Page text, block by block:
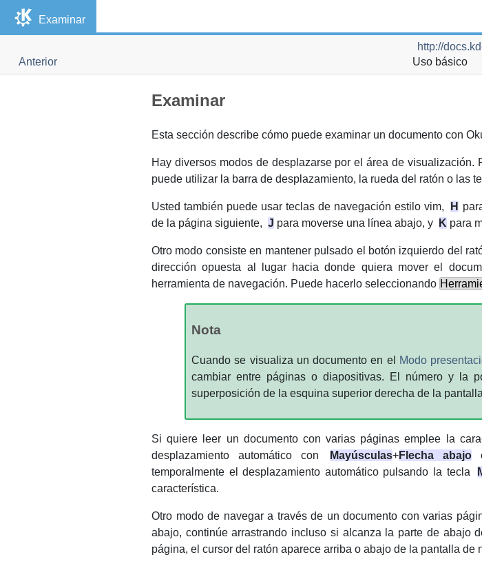
Examinar
http://
Anterior
Uso básico
Examinar
Esta sección describe cómo puede examinar un documento con
Hay diversos modos de desplazarse por el área de visualización.
puede utilizar la barra de desplazamiento, la rueda del ratón o las
Usted también puede usar teclas de navegación estilovim, H
de la página siguiente, J para moverse una línea abajo, y K para
Otro modo consiste en mantener pulsado el botón izquierdo del
dirección opuesta al lugar hacia donde quiera mover el
herramienta de navegación. Puede hacerlo seleccionando
Nota
Cuando se visualiza un documento en el Modo
cambiar entre páginas o diapositivas. El número y la
superposición de la esquina superior derecha de la
Si quiere leer un documento con varias páginas emplee la
desplazamiento automático con
Mayúsculas+Flecha abajo
temporalmente el desplazamiento automático pulsando la tecla
característica.
Otro modo de navegar a través de un documento con varias
abajo, continúe arrastrando incluso si alcanza la parte de
página, el cursor del ratón aparece arriba o abajo de la pantalla de